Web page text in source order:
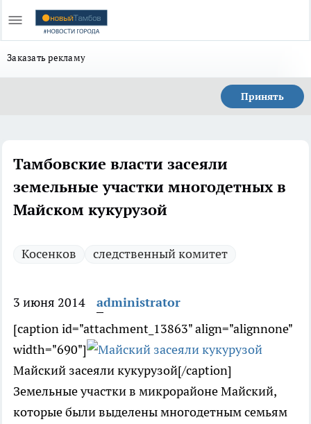
Заказать рекламу
Принять
Тамбовские власти засеяли
земельные участки многодетных в
Майском кукурузой
Косенков следственный комитет
3 июня 2014
administrator
[caption id="attachment_13863" align="alignnone"
width="690"]
Майский засеяли кукурузой[/caption]
Земельные участки в микрорайоне Майский,
которые были выделены многодетным семьям